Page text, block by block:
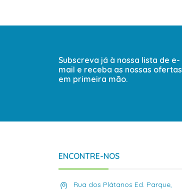
Subscreva já à nossa lista de e-
mail e receba as nossas ofertas
em primeira mão.
ENCONTRE-NOS
Rua dos Plátanos Ed. Parque,